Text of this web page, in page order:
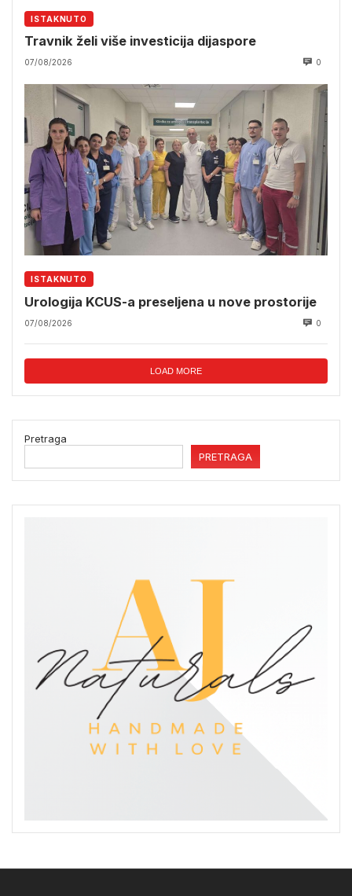
ISTAKNUTO
Travnik želi više investicija dijaspore
07/08/2026 0
ISTAKNUTO
Urologija KCUS-a preseljena u nove prostorije
07/08/2026 0
LOAD MORE
Pretraga
PRETRAGA